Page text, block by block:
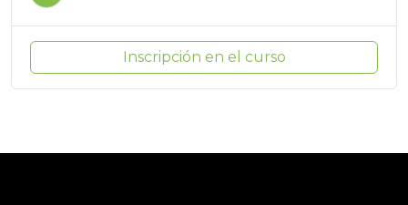
Inscripción en el curso